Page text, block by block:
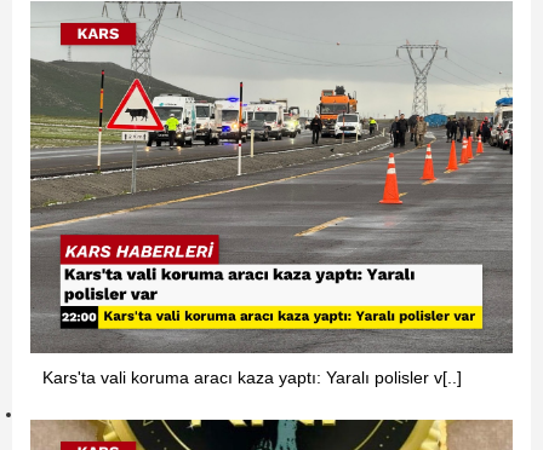
Kars'ta vali koruma aracı kaza yaptı: Yaralı polisler v[..]